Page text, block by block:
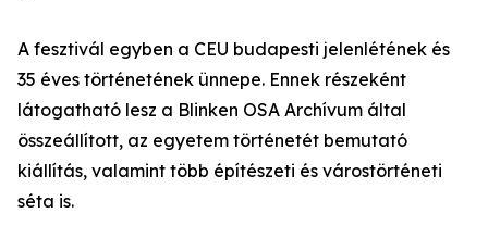
A fesztivál egyben a CEU budapesti jelenlétének és
35 éves történetének ünnepe. Ennek részeként
látogatható lesz a Blinken OSA Archívum által
összeállított, az egyetem történetét bemutató
kiállítás, valamint több építészeti és várostörténeti
séta is.